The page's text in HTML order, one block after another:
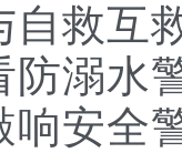
自救互
防溺水
响安全